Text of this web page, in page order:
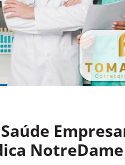
NotreDame